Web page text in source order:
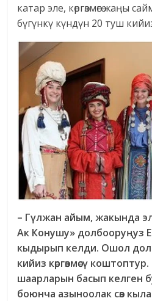
катар эле, көргөзмөгө жаңы
бүгүнкү күндүн 20 туш
– Гүлжан айым, жакында
Ак Конушу» долбооруңуз
кыдырып келди. Ошол
кийиз көргөзмөсү
шаарларын басып келген
боюнча азыноолак сөз